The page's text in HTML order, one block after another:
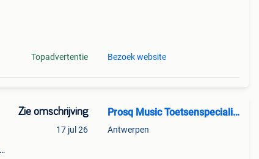
Topadvertentie Bezoek website
Zie omschrijving
17 jul 26
Prosq Music Toetsenspecialist
Antwerpen